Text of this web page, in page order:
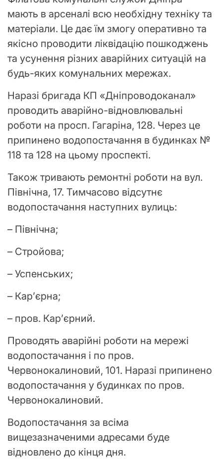
мають в арсеналі всю необхідну техніку та
матеріали. Це дає їм змогу оперативно та
якісно проводити ліквідацію пошкоджень
та усунення різних аварійних ситуацій на
будь-яких комунальних мережах.
Наразі бригада КП «Дніпроводоканал»
проводить аварійно-відновлювальні
роботи на просп. Гагаріна, 128. Через це
припинено водопостачання в будинках №
118 та 128 на цьому проспекті.
Також тривають ремонтні роботи на вул.
Північна, 17. Тимчасово відсутнє
водопостачання наступних вулиць:
– Північна;
– Стройова;
– Успенських;
– Кар’єрна;
– пров. Кар’єрний.
Проводять аварійні роботи на мережі
водопостачання і по пров.
Червонокалиновий, 101. Наразі припинено
водопостачання у будинках по пров.
Червонокалиновий.
Водопостачання за всіма
вищезазначеними адресами буде
відновлено до кінця дня.